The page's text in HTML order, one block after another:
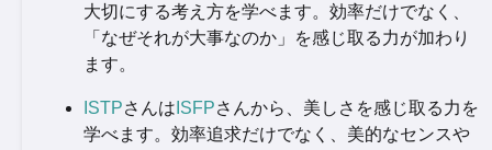
大切にする考え方を学べます。効率だけでなく、
「なぜそれが大事なのか」を感じ取る力が加わり
ます。
ISTPさんは ISFPさんから、美しさを感じ取る力を
学べます。効率追求だけでなく、美的なセンスや